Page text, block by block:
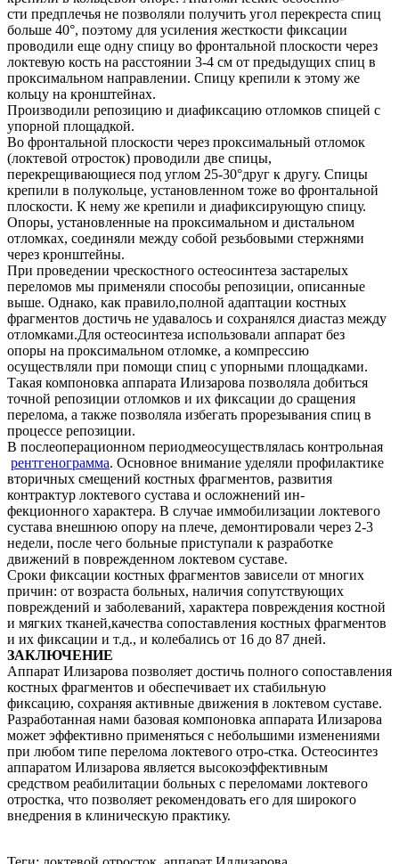
сти предплечья не позволяли получить угол перекреста спиц
больше 40°, поэтому для усиления жесткости фиксации
проводили еще одну спицу во фронтальной плоскости через
локтевую кость на расстоянии 3-4 см от предыдущих спиц в
проксимальном направлении. Спицу крепили к этому же
кольцу на кронштейнах.
Производили репозицию и диафиксацию отломков спицей с
упорной площадкой.
Во фронтальной плоскости через проксимальный отломок
(локтевой отросток) проводили две спицы,
перекрещивающиеся под углом 25-30°друг к другу. Спицы
крепили в полукольце, установленном тоже во фронтальной
плоскости. К нему же крепили и диафиксирующую спицу.
Опоры, установленные на проксимальном и дистальном
отломках, соединяли между собой резьбовыми стержнями
через кронштейны.
При проведении чрескостного остеосинтеза застарелых
переломов мы применяли способы репозиции, описанные
выше. Однако, как правило,полной адаптации костных
фрагментов достичь не удавалось и сохранялся диастаз между
отломками.Для остеосинтеза использовали аппарат без
опоры на проксимальном отломке, а компрессию
осуществляли при помощи спиц с упорными площадками.
Такая компоновка аппарата Илизарова позволяла добиться
точной репозиции отломков и их фиксации до сращения
перелома, а также позволяла избегать прорезывания спиц в
процессе репозиции.
В послеоперационном периодмеосуществлялась контрольная
рентгенограмма. Основное внимание уделяли профилактике
вторичных смещений костных фрагментов, развития
контрактур локтевого сустава и осложнений ин-
фекционного характера. В случае иммобилизации локтевого
сустава внешнюю опору на плече, демонтировали через 2-3
недели, после чего больные приступали к разработке
движений в поврежденном локтевом суставе.
Сроки фиксации костных фрагментов зависели от многих
причин: от возраста больных, наличия сопутствующих
повреждений и заболеваний, характера повреждения костной
и мягких тканей,качества сопоставления костных фрагментов
и их фиксации и т.д., и колебались от 16 до 87 дней.
ЗАКЛЮЧЕНИЕ
Аппарат Илизарова позволяет достичь полного сопоставления
костных фрагментов и обеспечивает их стабильную
фиксацию, сохраняя активные движения в локтевом суставе.
Разработанная нами базовая компоновка аппарата Илизарова
может эффективно применяться с небольшими изменениями
при любом типе перелома локтевого отро-стка. Остеосинтез
аппаратом Илизарова является высокоэффективным
средством реабилитации больных с переломами локтевого
отростка, что позволяет рекомендовать его для широкого
внедрения в клиническую практику.